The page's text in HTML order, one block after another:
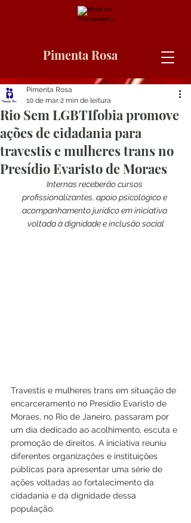
Pimenta Rosa
Rio Sem LGBTIfobia promove
ações de cidadania para
travestis e mulheres trans no
Presídio Evaristo de Moraes
Pimenta Rosa
10 de mar.2 min de leitura
Internas receberão cursos
profissionalizantes, apoio psicológico e
acompanhamento jurídico em iniciativa
voltada à dignidade e inclusão social
Travestis e mulheres trans em situação de
encarceramento no Presídio Evaristo de
Moraes, no Rio de Janeiro, passaram por
um dia dedicado ao acolhimento, escuta e
promoção de direitos. A iniciativa reuniu
diferentes organizações e instituições
públicas para apresentar uma série de
ações voltadas ao fortalecimento da
cidadania e da dignidade dessa
população.